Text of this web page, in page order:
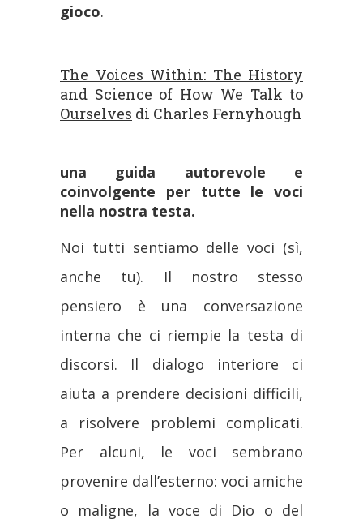
gioco.
The Voices Within: The History
and Science of How We Talk to
Ourselves di Charles Fernyhough
una guida autorevole e
coinvolgente per tutte le voci
nella nostra testa.
Noi tutti sentiamo delle voci (sì,
anche tu). Il nostro stesso
pensiero è una conversazione
interna che ci riempie la testa di
discorsi. Il dialogo interiore ci
aiuta a prendere decisioni difficili,
a risolvere problemi complicati.
Per alcuni, le voci sembrano
provenire dall’esterno: voci amiche
o maligne, la voce di Dio o del